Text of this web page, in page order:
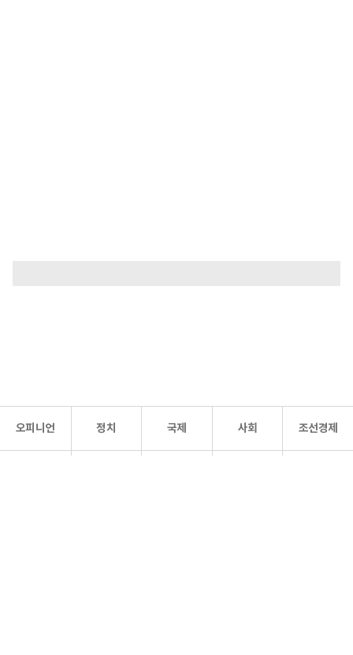
오피니언 정치 국제 사회 조선경제